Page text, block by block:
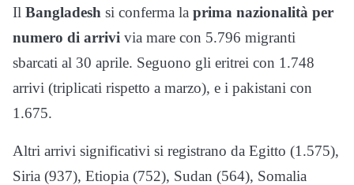
Il Bangladesh si conferma la prima nazionalità per
numero di arrivi via mare con 5.796 migranti
sbarcati al 30 aprile. Seguono gli eritrei con 1.748
arrivi (triplicati rispetto a marzo), e i pakistani con
1.675.
Altri arrivi significativi si registrano da Egitto (1.575),
Siria (937), Etiopia (752), Sudan (564), Somalia